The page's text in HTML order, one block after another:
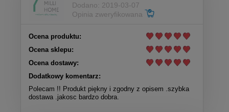
Dodano: 2019-03-07
Opinia zweryfikowana
Ocena produktu:
Ocena sklepu:
Ocena dostawy:
Dodatkowy komentarz:
Polecam !! Produkt piękny i zgodny z opisem .szybka
dostawa .jakosc bardzo dobra.